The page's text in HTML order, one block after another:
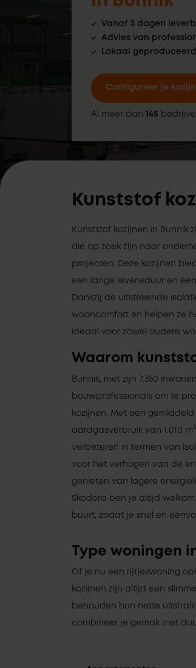
Vanaf 5 dagen
Advies van
Lokaal
Configureer je
Al meer dan 145
Kunststof
Kunststof kozijnen in Bunnik
die op zoek zijn naar
projecten. Deze kozijnen
een lange levensduur en
Dankzij de uitstekende
wooncomfort en helpen ze
ideaal voor zowel oudere
Waarom
Bunnik, met zijn 7.350
bouwprofessionals om te
kozijnen. Met een
aardgasverbruik van 1.010
verbeteren in termen van
voor het verhogen van de
genieten van lagere
Skodora ben je altijd
buurt, zodat je snel en
Type woningen
Of je nu een rijtjeswoning
kozijnen zijn altijd een
behouden hun nette
combineer je gemak met